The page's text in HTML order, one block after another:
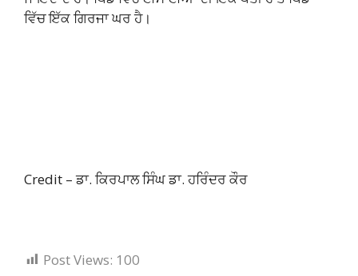
ਵਿੱਚ ਇੱਕ ਗਿਰਜਾ ਘਰ ਹੈ।
Credit – ਡਾ. ਕਿਰਪਾਲ ਸਿੰਘ ਡਾ. ਹਰਿੰਦਰ ਕੌਰ
Post Views: 100